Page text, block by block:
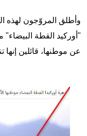
وأطلق المروّجون لهذه
"أوركيد القطة
عن موطنها، قائلين إنها
Image